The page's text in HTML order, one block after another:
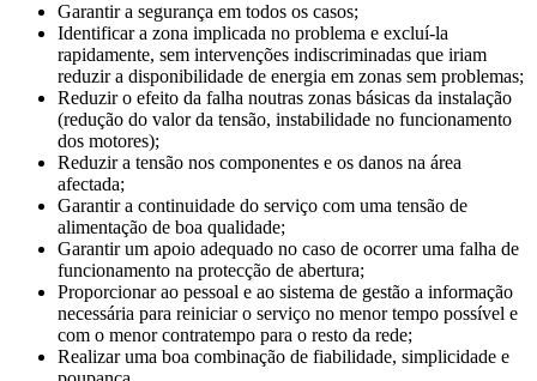
Garantir a segurança em todos os casos;
Identificar a zona implicada no problema e excluí-la
rapidamente, sem intervenções indiscriminadas que iriam
reduzir a disponibilidade de energia em zonas sem problemas;
Reduzir o efeito da falha noutras zonas básicas da instalação
(redução do valor da tensão, instabilidade no funcionamento
dos motores);
Reduzir a tensão nos componentes e os danos na área
afectada;
Garantir a continuidade do serviço com uma tensão de
alimentação de boa qualidade;
Garantir um apoio adequado no caso de ocorrer uma falha de
funcionamento na protecção de abertura;
Proporcionar ao pessoal e ao sistema de gestão a informação
necessária para reiniciar o serviço no menor tempo possível e
com o menor contratempo para o resto da rede;
Realizar uma boa combinação de fiabilidade, simplicidade e